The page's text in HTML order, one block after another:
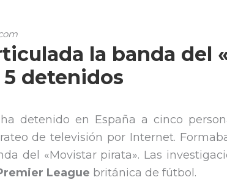
la banda del
detenidos
detenido en España a cinco
de televisión por Internet.
del «Movistar pirata». Las
League británica de fútbol.